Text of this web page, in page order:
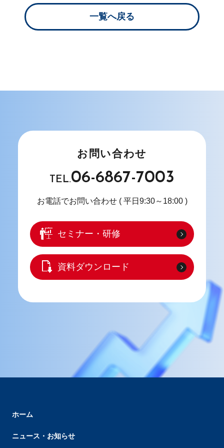
一覧へ戻る
お問い合わせ
TEL.06-6867-7003
お電話でお問い合わせ ( 平日9:30～18:00 )
セミナー・研修
資料ダウンロード
ホーム
ニュース・お知らせ